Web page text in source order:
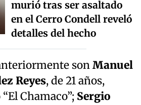
murió tras ser asaltado
en el Cerro Condell reveló
detalles del hecho
sonManuel
Reyes, de 21 años,
Chamaco”; Sergio